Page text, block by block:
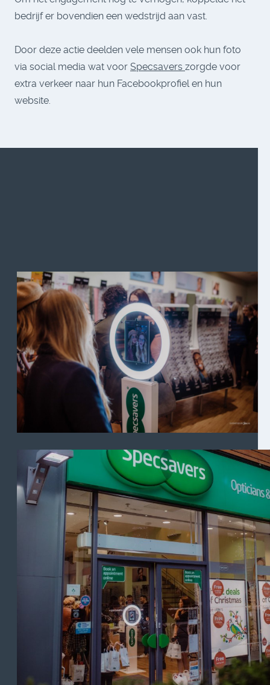
bedrijf er bovendien een wedstrijd aan vast.
Door deze actie deelden vele mensen ook hun foto
via social media wat voor Specsavers zorgde voor
extra verkeer naar hun Facebookprofiel en hun
website.